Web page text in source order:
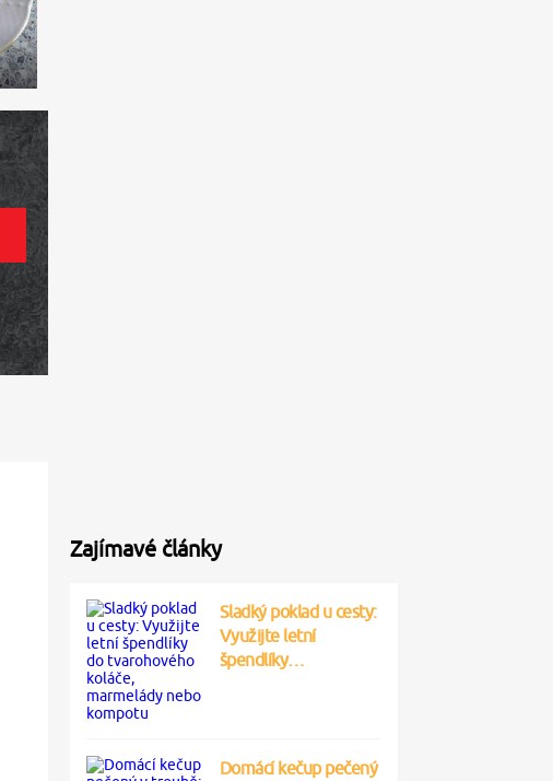
Zajímavé články
Sladký poklad u cesty:
Využijte letní
špendlíky…
Domácí kečup pečený